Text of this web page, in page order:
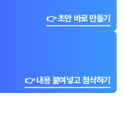
👉 초안 바로 만들기
👉 내용 붙여넣고 첨삭하기